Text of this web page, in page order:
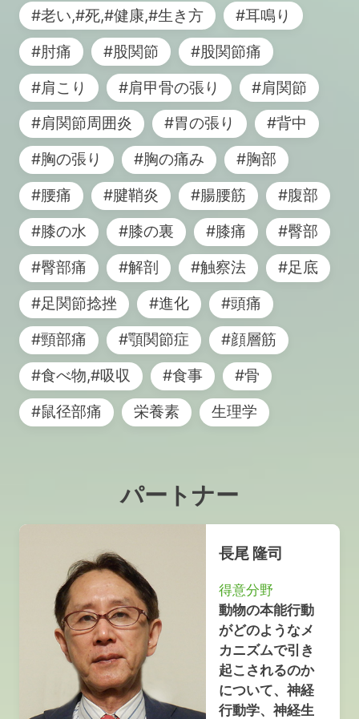
#老い,#死,#健康,#生き方
#耳鳴り
#肘痛
#股関節
#股関節痛
#肩こり
#肩甲骨の張り
#肩関節
#肩関節周囲炎
#胃の張り
#背中
#胸の張り
#胸の痛み
#胸部
#腰痛
#腱鞘炎 #腸腰筋
#腹部
#膝の水
#膝の裏 #膝痛
#臀部
#臀部痛
#解剖 #触察法
#足底
#足関節捻挫
#進化
#頭痛
#頸部痛
#顎関節症
#顔層筋
#食べ物,#吸収
#食事
#骨
#鼠径部痛
栄養素 生理学
パートナー
長尾 隆司
得意分野
動物の本能行動
がどのようなメ
カニズムで引き
起こされるのか
について、神経
行動学、神経生